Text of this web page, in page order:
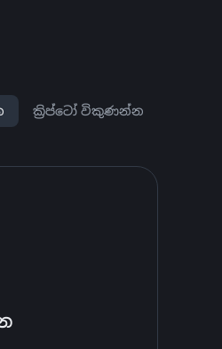
ක්‍රිප්ටෝ විකුණන්න